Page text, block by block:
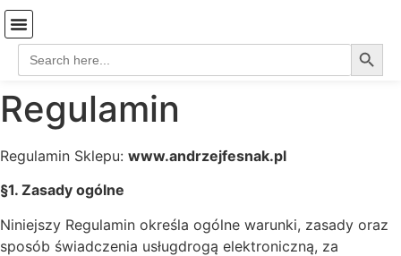
Search
for:
Regulamin
Regulamin Sklepu: www.andrzejfesnak.pl
§1. Zasady ogólne
Niniejszy Regulamin określa ogólne warunki, zasady oraz
sposób świadczenia usługdrogą elektroniczną, za